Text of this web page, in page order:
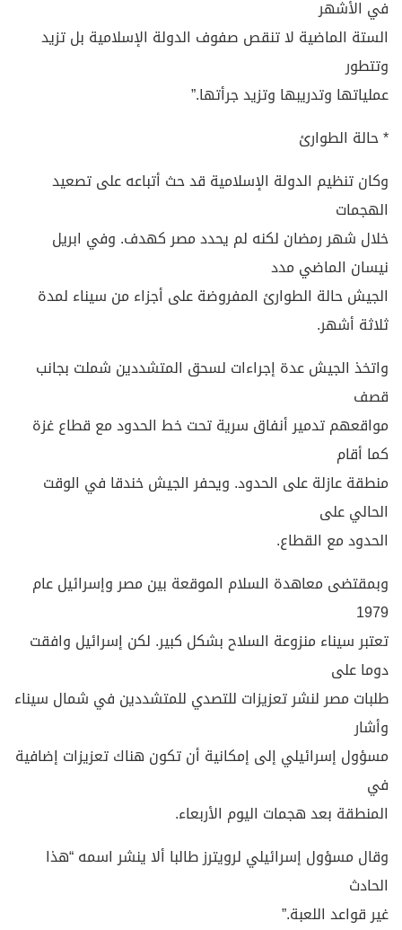
في الأشهر
الستة الماضية لا تنقص صفوف الدولة الإسلامية بل تزيد
وتتطور
عملياتها وتدريبها وتزيد جرأتها.”
* حالة الطوارئ
وكان تنظيم الدولة الإسلامية قد حث أتباعه على تصعيد
الهجمات
خلال شهر رمضان لكنه لم يحدد مصر كهدف. وفي ابريل
نيسان الماضي مدد
الجيش حالة الطوارئ المفروضة على أجزاء من سيناء لمدة
ثلاثة أشهر.
واتخذ الجيش عدة إجراءات لسحق المتشددين شملت بجانب
قصف
مواقعهم تدمير أنفاق سرية تحت خط الحدود مع قطاع غزة
كما أقام
منطقة عازلة على الحدود. ويحفر الجيش خندقا في الوقت
الحالي على
الحدود مع القطاع.
وبمقتضى معاهدة السلام الموقعة بين مصر وإسرائيل عام
1979
تعتبر سيناء منزوعة السلاح بشكل كبير. لكن إسرائيل وافقت
دوما على
طلبات مصر لنشر تعزيزات للتصدي للمتشددين في شمال سيناء
وأشار
مسؤول إسرائيلي إلى إمكانية أن تكون هناك تعزيزات إضافية
في
المنطقة بعد هجمات اليوم الأربعاء.
وقال مسؤول إسرائيلي لرويترز طالبا ألا ينشر اسمه “هذا
الحادث
غير قواعد اللعبة.”